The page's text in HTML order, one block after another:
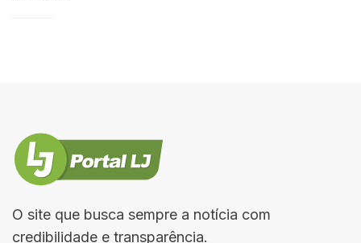
O site que busca sempre a notícia com
credibilidade e transparência.